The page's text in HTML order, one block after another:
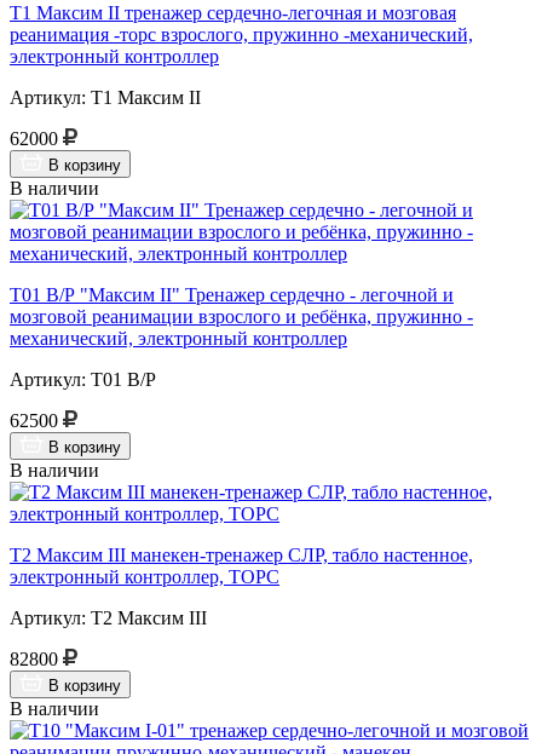
Т1 Максим II тренажер сердечно-легочная и мозговая
реанимация -торс взрослого, пружинно -механический,
электронный контроллер
Артикул: Т1 Максим II
62000
В корзину
В наличии
Т01 В/Р "Максим II" Тренажер сердечно - легочной и
мозговой реанимации взрослого и ребёнка, пружинно -
механический, электронный контроллер
Артикул: Т01 В/Р
62500
В корзину
В наличии
Т2 Максим III манекен-тренажер СЛР, табло настенное,
электронный контроллер, ТОРС
Артикул: Т2 Максим III
82800
В корзину
В наличии